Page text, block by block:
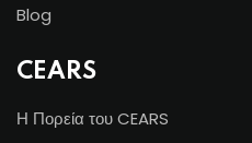
Blog
CEARS
Η Πορεία του CEARS